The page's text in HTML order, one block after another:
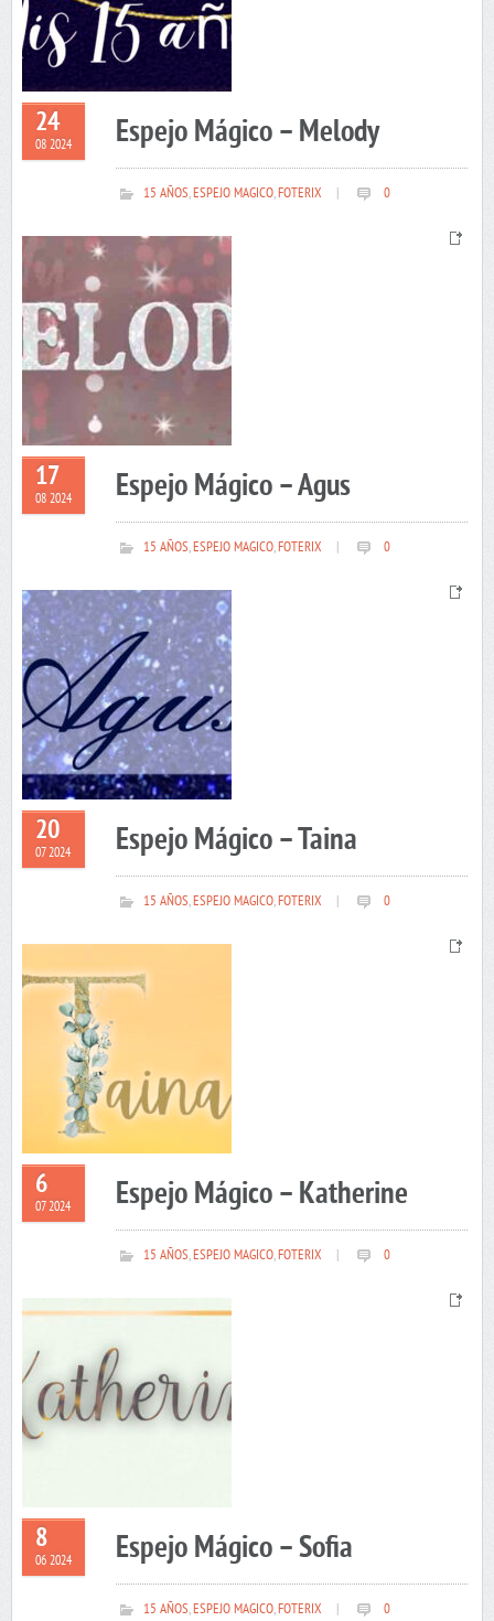
24
08 2024 Espejo Mágico – Melody
15 AÑOS,ESPEJO MAGICO,FOTERIX 0
17
08 2024 Espejo Mágico – Agus
15 AÑOS,ESPEJO MAGICO,FOTERIX 0
20
07 2024 Espejo Mágico – Taina
15 AÑOS,ESPEJO MAGICO,FOTERIX 0
6
07 2024 Espejo Mágico – Katherine
15 AÑOS,ESPEJO MAGICO,FOTERIX 0
8
06 2024 Espejo Mágico – Sofia
15 AÑOS,ESPEJO MAGICO,FOTERIX 0